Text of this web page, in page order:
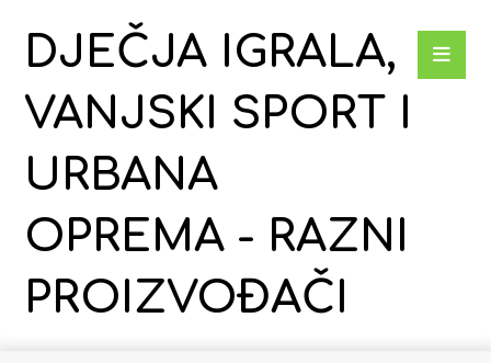
DJEČJA IGRALA,
VANJSKI SPORT I
URBANA
OPREMA - RAZNI
PROIZVOĐAČI